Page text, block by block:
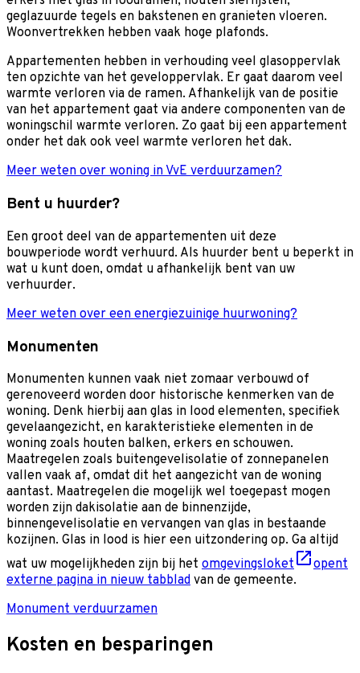
geglazuurde tegels en bakstenen en granieten vloeren.
Woonvertrekken hebben vaak hoge plafonds.
Appartementen hebben in verhouding veel glasoppervlak
ten opzichte van het geveloppervlak. Er gaat daarom veel
warmte verloren via de ramen. Afhankelijk van de positie
van het appartement gaat via andere componenten van de
woningschil warmte verloren. Zo gaat bij een appartement
onder het dak ook veel warmte verloren het dak.
Meer weten over woning in VvE verduurzamen?
Bent u huurder?
Een groot deel van de appartementen uit deze
bouwperiode wordt verhuurd. Als huurder bent u beperkt in
wat u kunt doen, omdat u afhankelijk bent van uw
verhuurder.
Meer weten over een energiezuinige huurwoning?
Monumenten
Monumenten kunnen vaak niet zomaar verbouwd of
gerenoveerd worden door historische kenmerken van de
woning. Denk hierbij aan glas in lood elementen, specifiek
gevelaangezicht, en karakteristieke elementen in de
woning zoals houten balken, erkers en schouwen.
Maatregelen zoals buitengevelisolatie of zonnepanelen
vallen vaak af, omdat dit het aangezicht van de woning
aantast. Maatregelen die mogelijk wel toegepast mogen
worden zijn dakisolatie aan de binnenzijde,
binnengevelisolatie en vervangen van glas in bestaande
kozijnen. Glas in lood is hier een uitzondering op. Ga altijd
wat uw mogelijkheden zijn bij het omgevingsloket
opent
externe pagina in nieuw tabblad van de gemeente.
Monument verduurzamen
Kosten en besparingen